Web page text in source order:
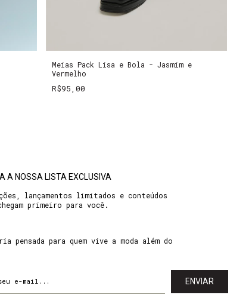
Meias Pack Lisa e Bola - Jasmim e
Vermelho
R$95,00
A NOSSA LISTA EXCLUSIVA
lançamentos limitados e conteúdos
primeiro para você.